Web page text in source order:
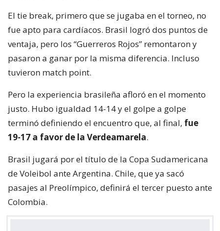
El tie break, primero que se jugaba en el torneo, no
fue apto para cardíacos. Brasil logró dos puntos de
ventaja, pero los “Guerreros Rojos” remontaron y
pasaron a ganar por la misma diferencia. Incluso
tuvieron match point.
Pero la experiencia brasileña afloró en el momento
justo. Hubo igualdad 14-14 y el golpe a golpe
terminó definiendo el encuentro que, al final, fue
19-17 a favor de la Verdeamarela.
Brasil jugará por el título de la Copa Sudamericana
de Voleibol ante Argentina. Chile, que ya sacó
pasajes al Preolímpico, definirá el tercer puesto ante
Colombia.